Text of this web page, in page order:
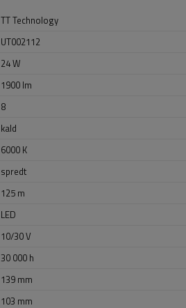
TT Technology
UT002112
24 W
1900 lm
8
kald
6000 K
spredt
125 m
LED
10/30 V
30 000 h
139 mm
103 mm